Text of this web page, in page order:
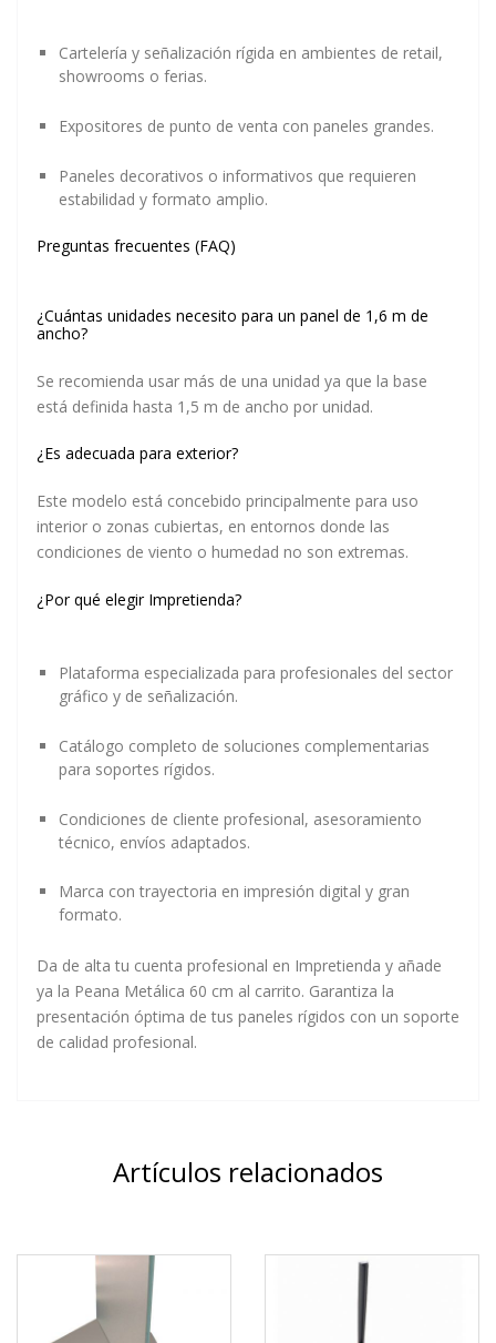
Cartelería y señalización rígida en ambientes de retail,
showrooms o ferias.
Expositores de punto de venta con paneles grandes.
Paneles decorativos o informativos que requieren
estabilidad y formato amplio.
Preguntas frecuentes (FAQ)
¿Cuántas unidades necesito para un panel de 1,6 m de
ancho?
Se recomienda usar más de una unidad ya que la base
está definida hasta 1,5 m de ancho por unidad.
¿Es adecuada para exterior?
Este modelo está concebido principalmente para uso
interior o zonas cubiertas, en entornos donde las
condiciones de viento o humedad no son extremas.
¿Por qué elegir Impretienda?
Plataforma especializada para profesionales del sector
gráfico y de señalización.
Catálogo completo de soluciones complementarias
para soportes rígidos.
Condiciones de cliente profesional, asesoramiento
técnico, envíos adaptados.
Marca con trayectoria en impresión digital y gran
formato.
Da de alta tu cuenta profesional en Impretienda y añade
ya la Peana Metálica 60 cm al carrito. Garantiza la
presentación óptima de tus paneles rígidos con un soporte
de calidad profesional.
Artículos relacionados